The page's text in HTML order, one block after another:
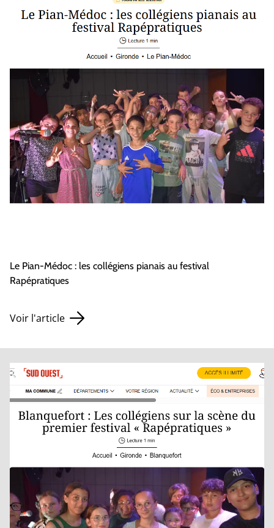
Le Pian-Médoc : les collégiens pianais au festival
Rapépratiques
Voir l'article